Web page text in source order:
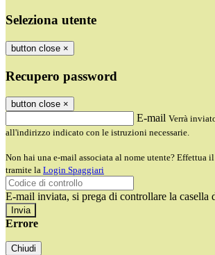
Seleziona utente
button close ×
Recupero password
button close ×
E-mail Verrà
all'indirizzo indicato con le istruzioni necessarie.
Non hai una e-mail associata al nome utente? Effettua
tramite la Login Spaggiari
E-mail inviata, si prega di controllare la casella
Errore
Chiudi